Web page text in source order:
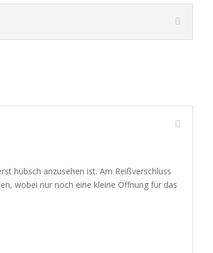
hübsch anzusehen ist. Am Reißverschluss
wobei nur noch eine kleine Öffnung für das